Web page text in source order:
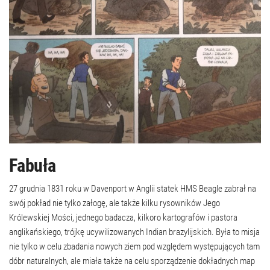
Fabuła
27 grudnia 1831 roku w Davenport w Anglii statek HMS Beagle zabrał na
swój pokład nie tylko załogę, ale także kilku rysowników Jego
Królewskiej Mości, jednego badacza, kilkoro kartografów i pastora
anglikańskiego, trójkę ucywilizowanych Indian brazylijskich. Była to misja
nie tylko w celu zbadania nowych ziem pod względem występujących tam
dóbr naturalnych, ale miała także na celu sporządzenie dokładnych map